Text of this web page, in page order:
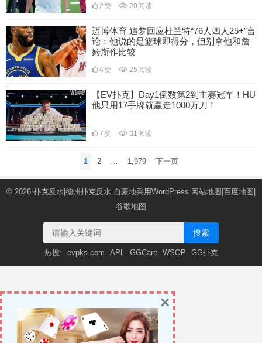
2赞 20 阅读
迈博体育 追梦回应杜兰特“76人四人25+”言
论：他说的是篮球即得分，但别拿他和詹
姆斯作比较
4赞 25 阅读
【EV扑克】Day1倒数第2到主赛冠军！HU
他只用17手牌就赢走1000万刀！
7赞 31 阅读
1 2 1,979 下一页
© 2026 扑克反水|德州扑克反水 自豪地采用WordPress 网站地图 百度地图
谷歌地图
搜索
热搜: evpks.com APL GGCare WSOP GG扑克
×